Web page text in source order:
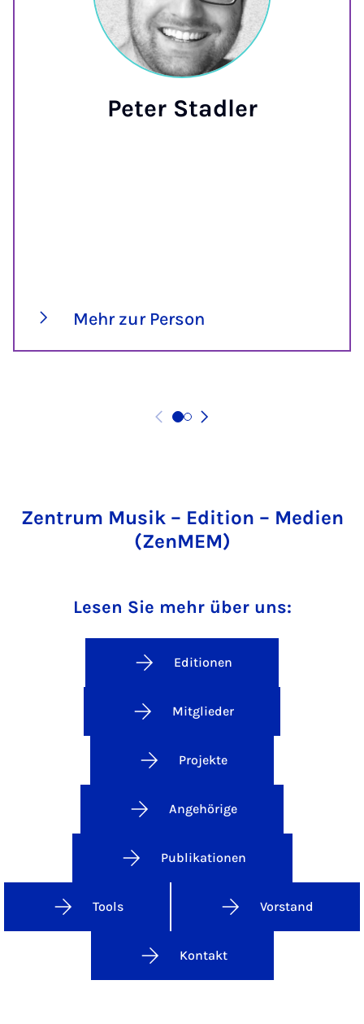
Peter Stadler
Mehr zur Person
Zentrum Musik – Edition – Medien
(ZenMEM)
Lesen Sie mehr über uns:
Editionen
Mitglieder
Projekte
Angehörige
Publikationen
Tools Vorstand
Kontakt